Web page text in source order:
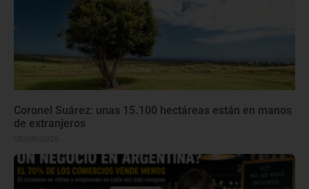
Coronel Suárez: unas 15.100 hectáreas están en manos
de extranjeros